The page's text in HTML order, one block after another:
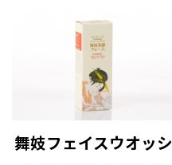
舞妓フェイスウオッシ